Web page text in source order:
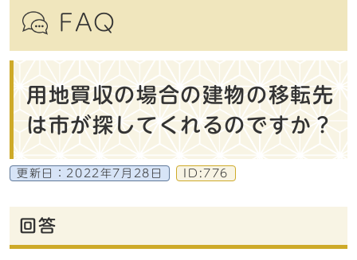
FAQ
用地買収の場合の建物の移転先
は市が探してくれるのですか？
更新日： 2022年7月28日 ID:776
回答